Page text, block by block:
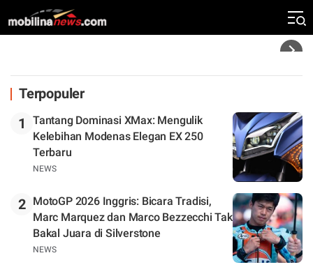
Zona Perburuan Gelar
Terpopuler
1
Tantang Dominasi XMax: Mengulik
Kelebihan Modenas Elegan EX 250
Terbaru
NEWS
2
MotoGP 2026 Inggris: Bicara Tradisi,
Marc Marquez dan Marco Bezzecchi Tak
Bakal Juara di Silverstone
NEWS